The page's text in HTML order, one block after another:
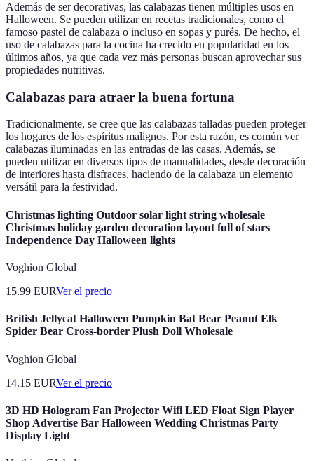
Además de ser decorativas, las calabazas tienen múltiples usos en
Halloween. Se pueden utilizar en recetas tradicionales, como el
famoso pastel de calabaza o incluso en sopas y purés. De hecho, el
uso de calabazas para la cocina ha crecido en popularidad en los
últimos años, ya que cada vez más personas buscan aprovechar sus
propiedades nutritivas.
Calabazas para atraer la buena fortuna
Tradicionalmente, se cree que las calabazas talladas pueden proteger
los hogares de los espíritus malignos. Por esta razón, es común ver
calabazas iluminadas en las entradas de las casas. Además, se
pueden utilizar en diversos tipos de manualidades, desde decoración
de interiores hasta disfraces, haciendo de la calabaza un elemento
versátil para la festividad.
Christmas lighting Outdoor solar light string wholesale
Christmas holiday garden decoration layout full of stars
Independence Day Halloween lights
Voghion Global
15.99 EURVer el precio
British Jellycat Halloween Pumpkin Bat Bear Peanut Elk
Spider Bear Cross-border Plush Doll Wholesale
Voghion Global
14.15 EURVer el precio
3D HD Hologram Fan Projector Wifi LED Float Sign Player
Shop Advertise Bar Halloween Wedding Christmas Party
Display Light